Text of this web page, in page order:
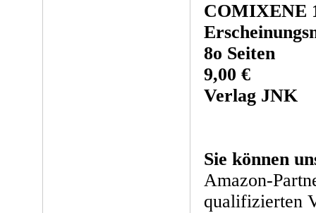
COMIXENE
8o Seiten
9,00 €
Verlag JNK
Sie können
Amazon-
qualifizierten